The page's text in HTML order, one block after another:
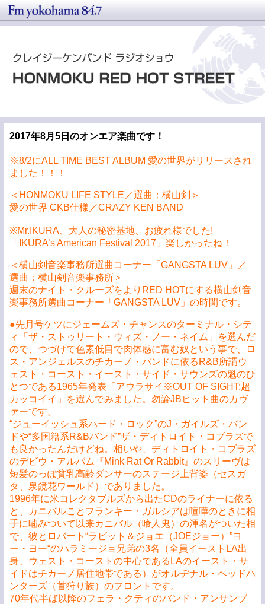
2017年8月5日のオンエア楽曲です！
※8/2にALL TIME BEST ALBUM 愛の世界がリリースされ
ました！！！
＜HONMOKU LIFE STYLE／選曲：横山剣＞
愛の世界 CKB仕様／CRAZY KEN BAND
※Mr.IKURA、大人の秘密基地、お疲れ様でした!
「IKURA’s American Festival 2017」楽しかったね！
＜横山剣音楽事務所選曲コーナー「GANGSTA LUV」／
選曲：横山剣音楽事務所＞
週末のナイト・クルーズをよりRED HOTにする横山剣音
楽事務所選曲コーナー「GANGSTA LUV」の時間です。
●先月号ケツにジェームズ・チャンスのターミナル・シテ
ィ「ザ・ストゥリート・ウィズ・ノー・ネイム」を選んだ
ので、つづけて色素低目で肉体感に富む奴という事で、ロ
ス・アンジェルスのチカーノ・バンドに依るR&B所謂ウ
ェスト・コースト・イースト・サイド・サウンズの魁のひ
とつである1965年発表「アウラサイ※OUT OF SIGHT:超
カッコイイ」を選んでみました。勿論JBヒット曲のカヴ
ァーです。
“ジューイッシュ系ハード・ロック”のJ・ガイルズ・バン
ドや“多国籍系R&Bバンド”ザ・ディトロイト・コブラズで
も良かったんだけどね。相いや、ディトロイト・コブラズ
のデビウ・アルバム『Mink Rat Or Rabbit』のスリーヴは
短髪のっぽ貧乳高齢ダンサーのステージ上背姿（セスガ
タ、泉鏡花ワールド）でありました。
1996年に米コレクタブルズから出たCDのライナーに依る
と、カニバルことフランキー・ガルシアは喧嘩のときに相
手に噛みついて以来カニバル（喰人鬼）の渾名がついた相
で、彼とロバート“ラビット＆ジョエ（JOEジョー）”ヨ
ー・ヨー“のハラミージョ兄弟の3名（全員イーストLA出
身、ウェスト・コーストの中心であるLAのイースト・サ
イドはチカーノ居住地帯である）がオルヂナル・ヘッドハ
ンターズ（首狩り族）のフロントです。
70年代半ば以降のフェラ・クティのバンド・アンサンブ